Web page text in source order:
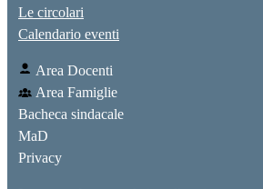
Le circolari
Calendario eventi
Area Docenti
Area Famiglie
Bacheca sindacale
MaD
Privacy